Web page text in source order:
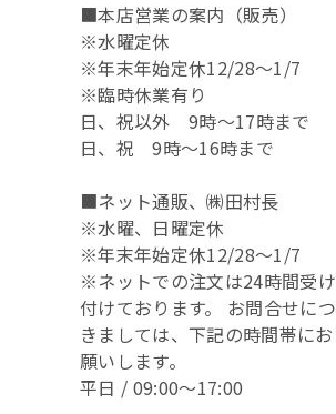
■本店営業の案内（販売）
※水曜定休
※年末年始定休12/28～1/7
※臨時休業有り
日、祝以外 9時～17時まで
日、祝 9時～16時まで
■ネット通販、㈱田村長
※水曜、日曜定休
※年末年始定休12/28～1/7
※ネットでの注文は24時間受け
付けております。 お問合せにつ
きましては、下記の時間帯にお
願いします。
平日 / 09:00～17:00